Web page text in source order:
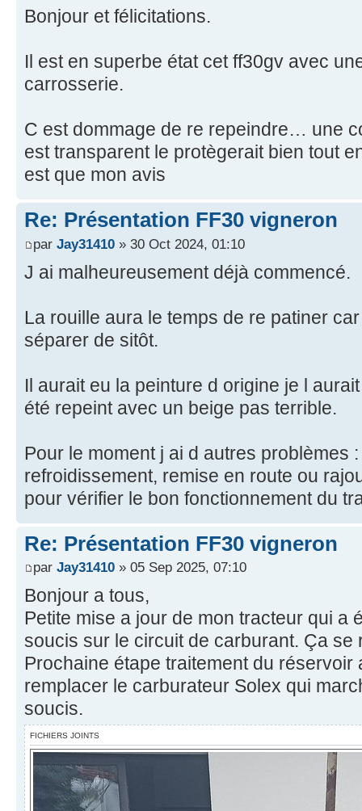
Bonjour et félicitations.
Il est en superbe état cet ff30gv avec
carrosserie.
C est dommage de re repeindre… une
est transparent le protègerait bien tout
est que mon avis
Re: Présentation FF30 vigneron
par Jay31410 » 30 Oct 2024, 01:10
J ai malheureusement déjà commencé.
La rouille aura le temps de re patiner
séparer de sitôt.
Il aurait eu la peinture d origine je l
été repeint avec un beige pas terrible.
Pour le moment j ai d autres problèmes
refroidissement, remise en route ou
pour vérifier le bon fonctionnement du
Re: Présentation FF30 vigneron
par Jay31410 » 05 Sep 2025, 07:10
Bonjour a tous,
Petite mise a jour de mon tracteur qui a
soucis sur le circuit de carburant. Ça se
Prochaine étape traitement du réservoir
remplacer le carburateur Solex qui
soucis.
FICHIERS JOINTS